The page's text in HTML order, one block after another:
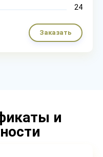
24
Заказать
и